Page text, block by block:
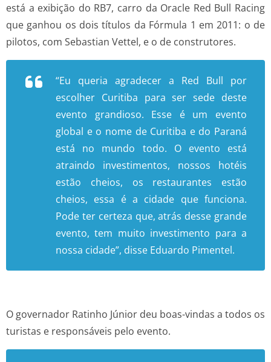
está a exibição do RB7, carro da Oracle Red Bull Racing
que ganhou os dois títulos da Fórmula 1 em 2011: o de
pilotos, com Sebastian Vettel, e o de construtores.
“Eu queria agradecer a Red Bull por
escolher Curitiba para ser sede deste
evento grandioso. Esse é um evento
global e o nome de Curitiba e do Paraná
está no mundo todo. O evento está
atraindo investimentos, nossos hotéis
estão cheios, os restaurantes estão
cheios, essa é a cidade que funciona.
Pode ter certeza que, atrás desse grande
evento, tem muito investimento para a
nossa cidade”, disse Eduardo Pimentel.
O governador Ratinho Júnior deu boas-vindas a todos os
turistas e responsáveis pelo evento.